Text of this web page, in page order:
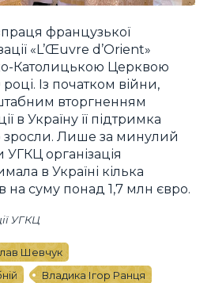
французької
«L’Œuvre d’Orient»
Католицькою Церквою
Із початком війни,
вторгненням
в Україну її підтримка
зросли. Лише за минулий
УГКЦ організація
в Україні кілька
на суму понад 1,7 млн євро.
УГКЦ
Шевчук
Владика Ігор Ранця